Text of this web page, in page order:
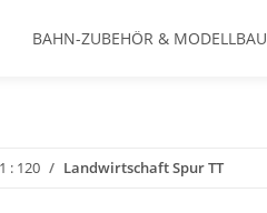
BAHN-ZUBEHÖR & MODELLBAU
: 120 Landwirtschaft Spur TT